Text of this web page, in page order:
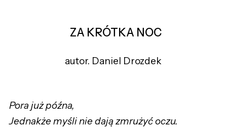
ZA KRÓTKA NOC
autor. Daniel Drozdek
Pora już późna,
Jednakże myśli nie dają zmrużyć oczu.